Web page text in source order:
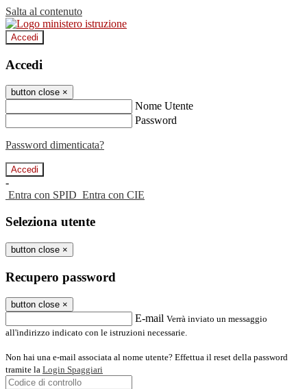
Salta al contenuto
Accedi
Accedi
button close ×
Nome Utente
Password
Password dimenticata?
-
Entra con SPID Entra con CIE
Seleziona utente
button close ×
Recupero password
button close ×
E-mail Verrà inviato un messaggio
all'indirizzo indicato con le istruzioni necessarie.
Non hai una e-mail associata al nome utente? Effettua il reset della password
tramite la Login Spaggiari